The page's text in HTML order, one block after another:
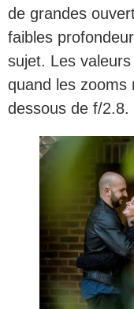
de grandes
faibles
sujet. Les
quand les zooms
dessous de f/2.8.